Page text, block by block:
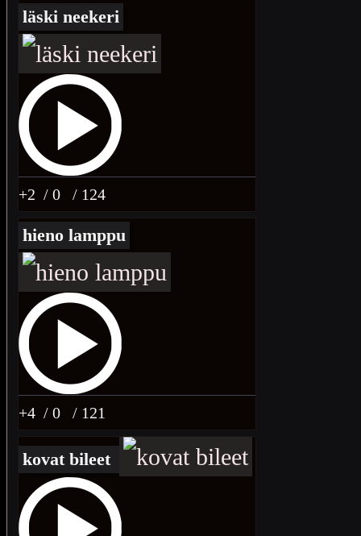
läski neekeri
+2 / 0 / 124
hieno lamppu
+4 / 0 / 121
kovat bileet